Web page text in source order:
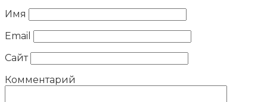
Имя
Email
Сайт
Комментарий